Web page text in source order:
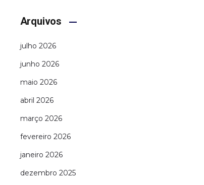
Arquivos
julho 2026
junho 2026
maio 2026
abril 2026
março 2026
fevereiro 2026
janeiro 2026
dezembro 2025